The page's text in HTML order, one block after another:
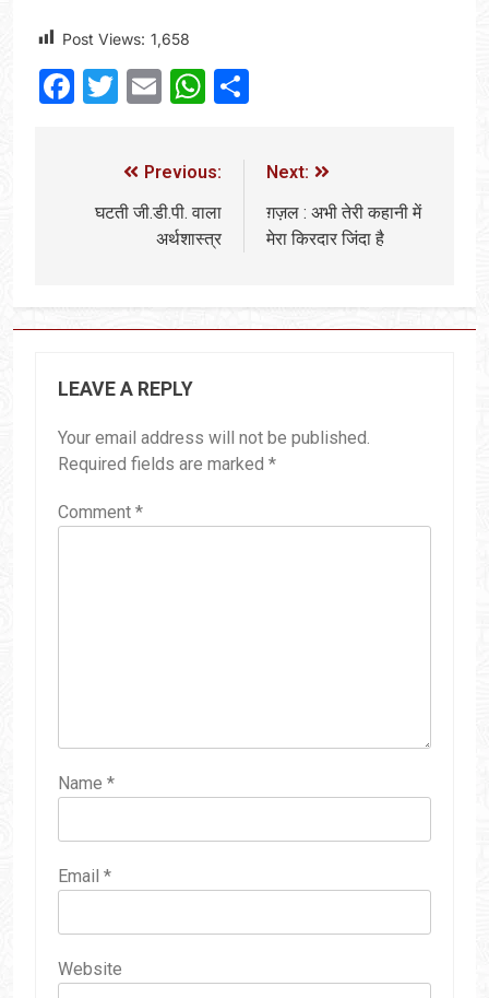
Post Views: 1,658
Facebook
Twitter
EmailWhatsApp
Previous:
घटती जी.डी.पी. वाला
अर्थशास्त्र
Next:
ग़ज़ल : अभी तेरी कहानी में
मेरा किरदार जिंदा है
LEAVE A REPLY
Your email address will not be published.
Required fields are marked *
Comment *
Name *
Email *
Website